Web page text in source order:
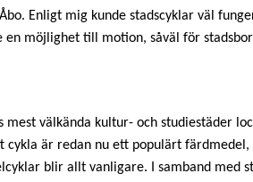
Enligt mig kunde stadscyklar väl
möjlighet till motion, såväl för
mest välkända kultur- och studiestäder
cykla är redan nu ett populärt
blir allt vanligare. I samband med